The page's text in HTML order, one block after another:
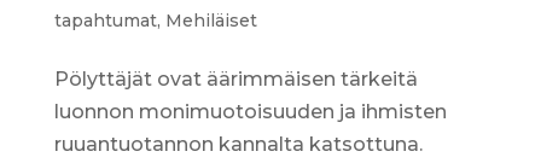
tapahtumat, Mehiläiset
Pölyttäjät ovat äärimmäisen tärkeitä
luonnon monimuotoisuuden ja ihmisten
ruuantuotannon kannalta katsottuna.